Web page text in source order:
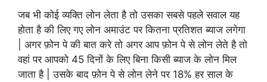
जब भी कोई व्यक्ति लोन लेता है तो उसका सबसे पहले सवाल यह
होता है की लिए गए लोन अमाउंट पर कितना प्रतिशत ब्याज लगेगा
| अगर फ़ोन पे की बात करे तो अगर आप फ़ोन पे से लोन लेते है तो
वहां पर आपको 45 दिनों के लिए बिना किसी ब्याज के लोन मिल
जाता है | उसके बाद फ़ोन पे से लोन लेने पर 18% हर साल के